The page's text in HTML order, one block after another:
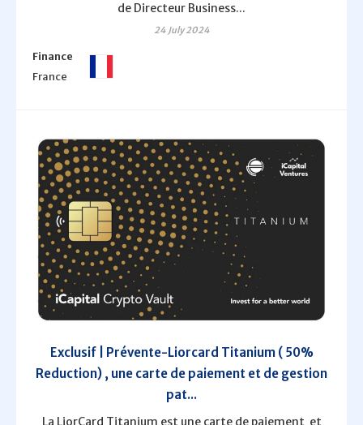
de Directeur Business...
24 July 2024
Finance
France
Exclusif | Prévente-Liorcard Titanium ( 50%
Reduction) , une carte de paiement et de gestion
pat...
La LiorCard Titanium est une carte de paiement et